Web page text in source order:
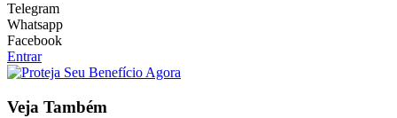
Telegram
Whatsapp
Facebook
Entrar
Veja Também